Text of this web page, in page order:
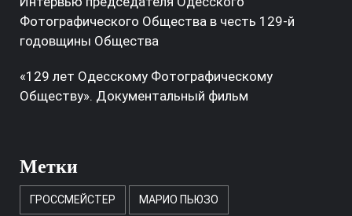
Фотографического Общества в честь 129-й
годовщины Общества
«129 лет Одесскому Фотографическому
Обществу». Документальный фильм
Метки
ГРОССМЕЙСТЕР МАРИО ПЬЮЗО